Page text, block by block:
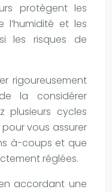
protègent les
et les
les risques de
rigoureusement
la considérer
plusieurs cycles
vous assurer
à-coups et que
réglées.
accordant une